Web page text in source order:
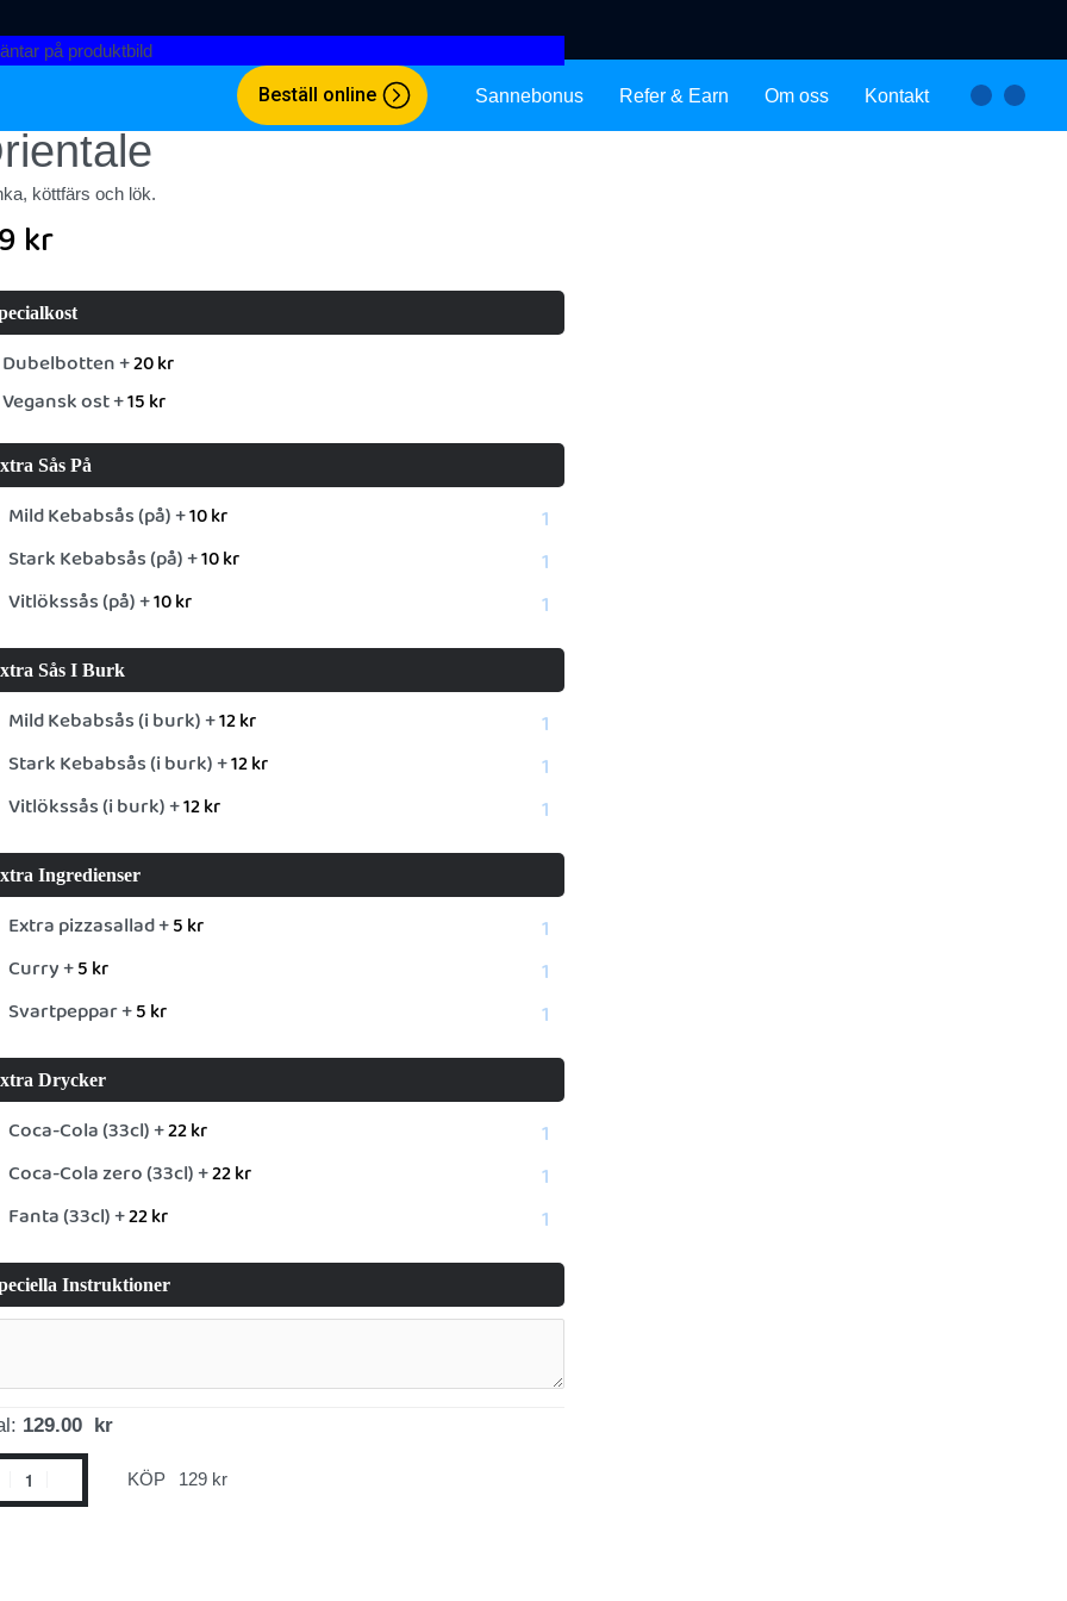
Beställ online Sannebonus Refer & Earn Om oss Kontakt
köttfärs och lök.
kr
Dubelbotten +20kr
Vegansk ost +15 kr
Sås På
Mild Kebabsås (på) +10kr
Stark Kebabsås (på) +10kr
Vitlökssås (på) +10kr
Sås I Burk
Mild Kebabsås (i burk) +12kr
Stark Kebabsås (i burk) +12kr
Vitlökssås (i burk) +12kr
Ingredienser
Extra pizzasallad +5 kr
Curry +5 kr
Svartpeppar +5 kr
Drycker
Coca-Cola (33cl) +22kr
Coca-Cola zero (33cl) +22kr
Fanta (33cl) +22kr
Instruktioner
129.00 kr
KÖP